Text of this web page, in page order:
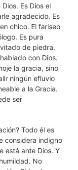
Es Dios el
agradecido. Es
chico. El fariseo
Es pura
de piedra.
con Dios.
la gracia, sino
ningún efluvio
a la Gracia.
ser
Todo él es
considera indigno
está ante Dios. Y
No